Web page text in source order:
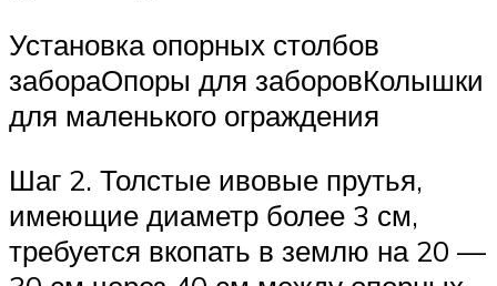
Установка опорных столбов
забораОпоры для заборовКолышки
для маленького ограждения
Шаг 2. Толстые ивовые прутья,
имеющие диаметр более 3 см,
требуется вкопать в землю на 20 —